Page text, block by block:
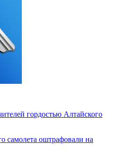
гордостью Алтайского
самолета оштрафовали на